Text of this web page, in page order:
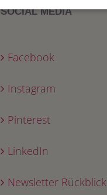
SOCIAL MEDIA
Facebook
Instagram
Pinterest
LinkedIn
Newsletter Rückblick